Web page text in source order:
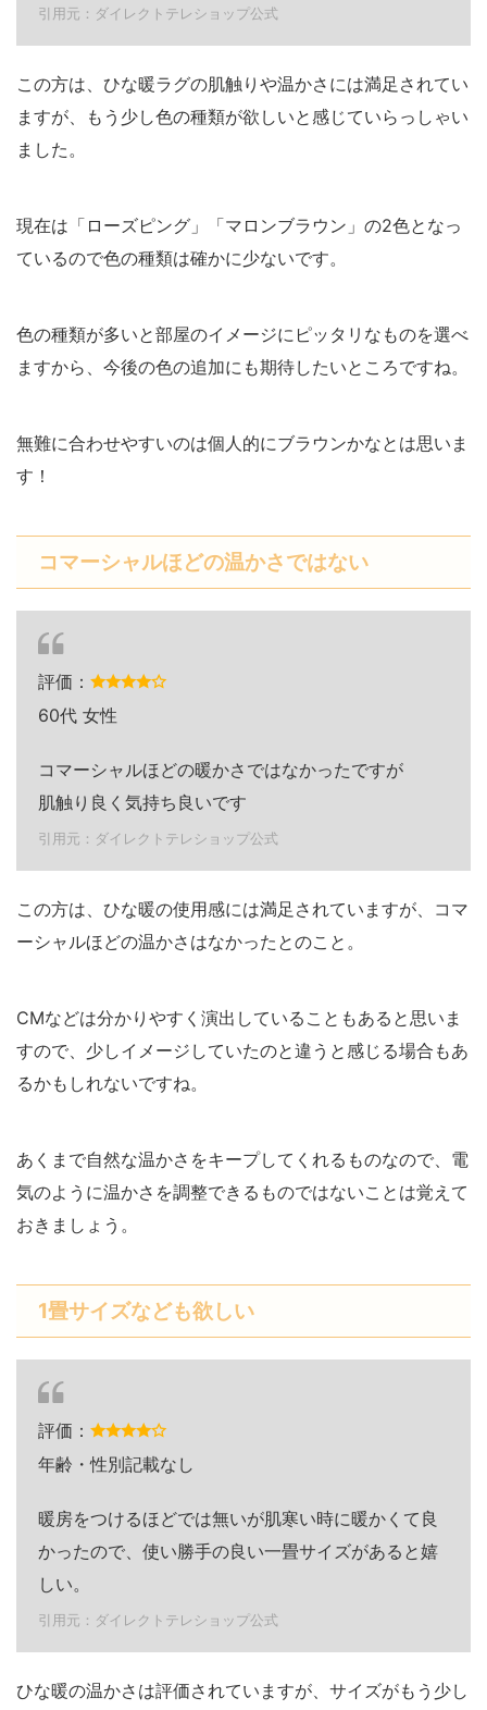
引用元：ダイレクトテレショップ公式
この方は、ひな暖ラグの肌触りや温かさには満足されてい
ますが、もう少し色の種類が欲しいと感じていらっしゃい
ました。
現在は「ローズピング」「マロンブラウン」の2色となっ
ているので色の種類は確かに少ないです。
色の種類が多いと部屋のイメージにピッタリなものを選べ
ますから、今後の色の追加にも期待したいところですね。
無難に合わせやすいのは個人的にブラウンかなとは思いま
す！
コマーシャルほどの温かさではない
評価：
60代 女性
コマーシャルほどの暖かさではなかったですが
肌触り良く気持ち良いです
引用元：ダイレクトテレショップ公式
この方は、ひな暖の使用感には満足されていますが、コマ
ーシャルほどの温かさはなかったとのこと。
CMなどは分かりやすく演出していることもあると思いま
すので、少しイメージしていたのと違うと感じる場合もあ
るかもしれないですね。
あくまで自然な温かさをキープしてくれるものなので、電
気のように温かさを調整できるものではないことは覚えて
おきましょう。
1畳サイズなども欲しい
評価：
年齢・性別記載なし
暖房をつけるほどでは無いが肌寒い時に暖かくて良
かったので、使い勝手の良い一畳サイズがあると嬉
しい。
引用元：ダイレクトテレショップ公式
ひな暖の温かさは評価されていますが、サイズがもう少し